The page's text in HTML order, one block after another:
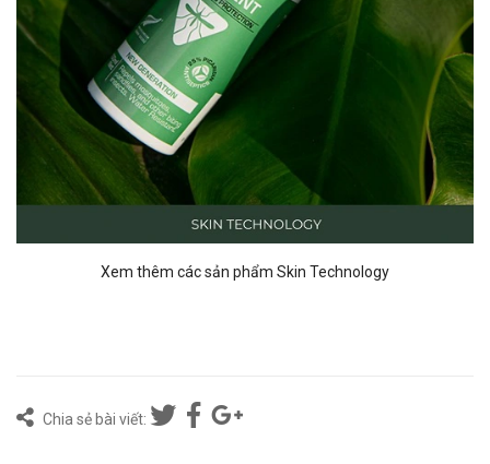
Xem thêm các sản phẩm Skin Technology
Chia sẻ bài viết: